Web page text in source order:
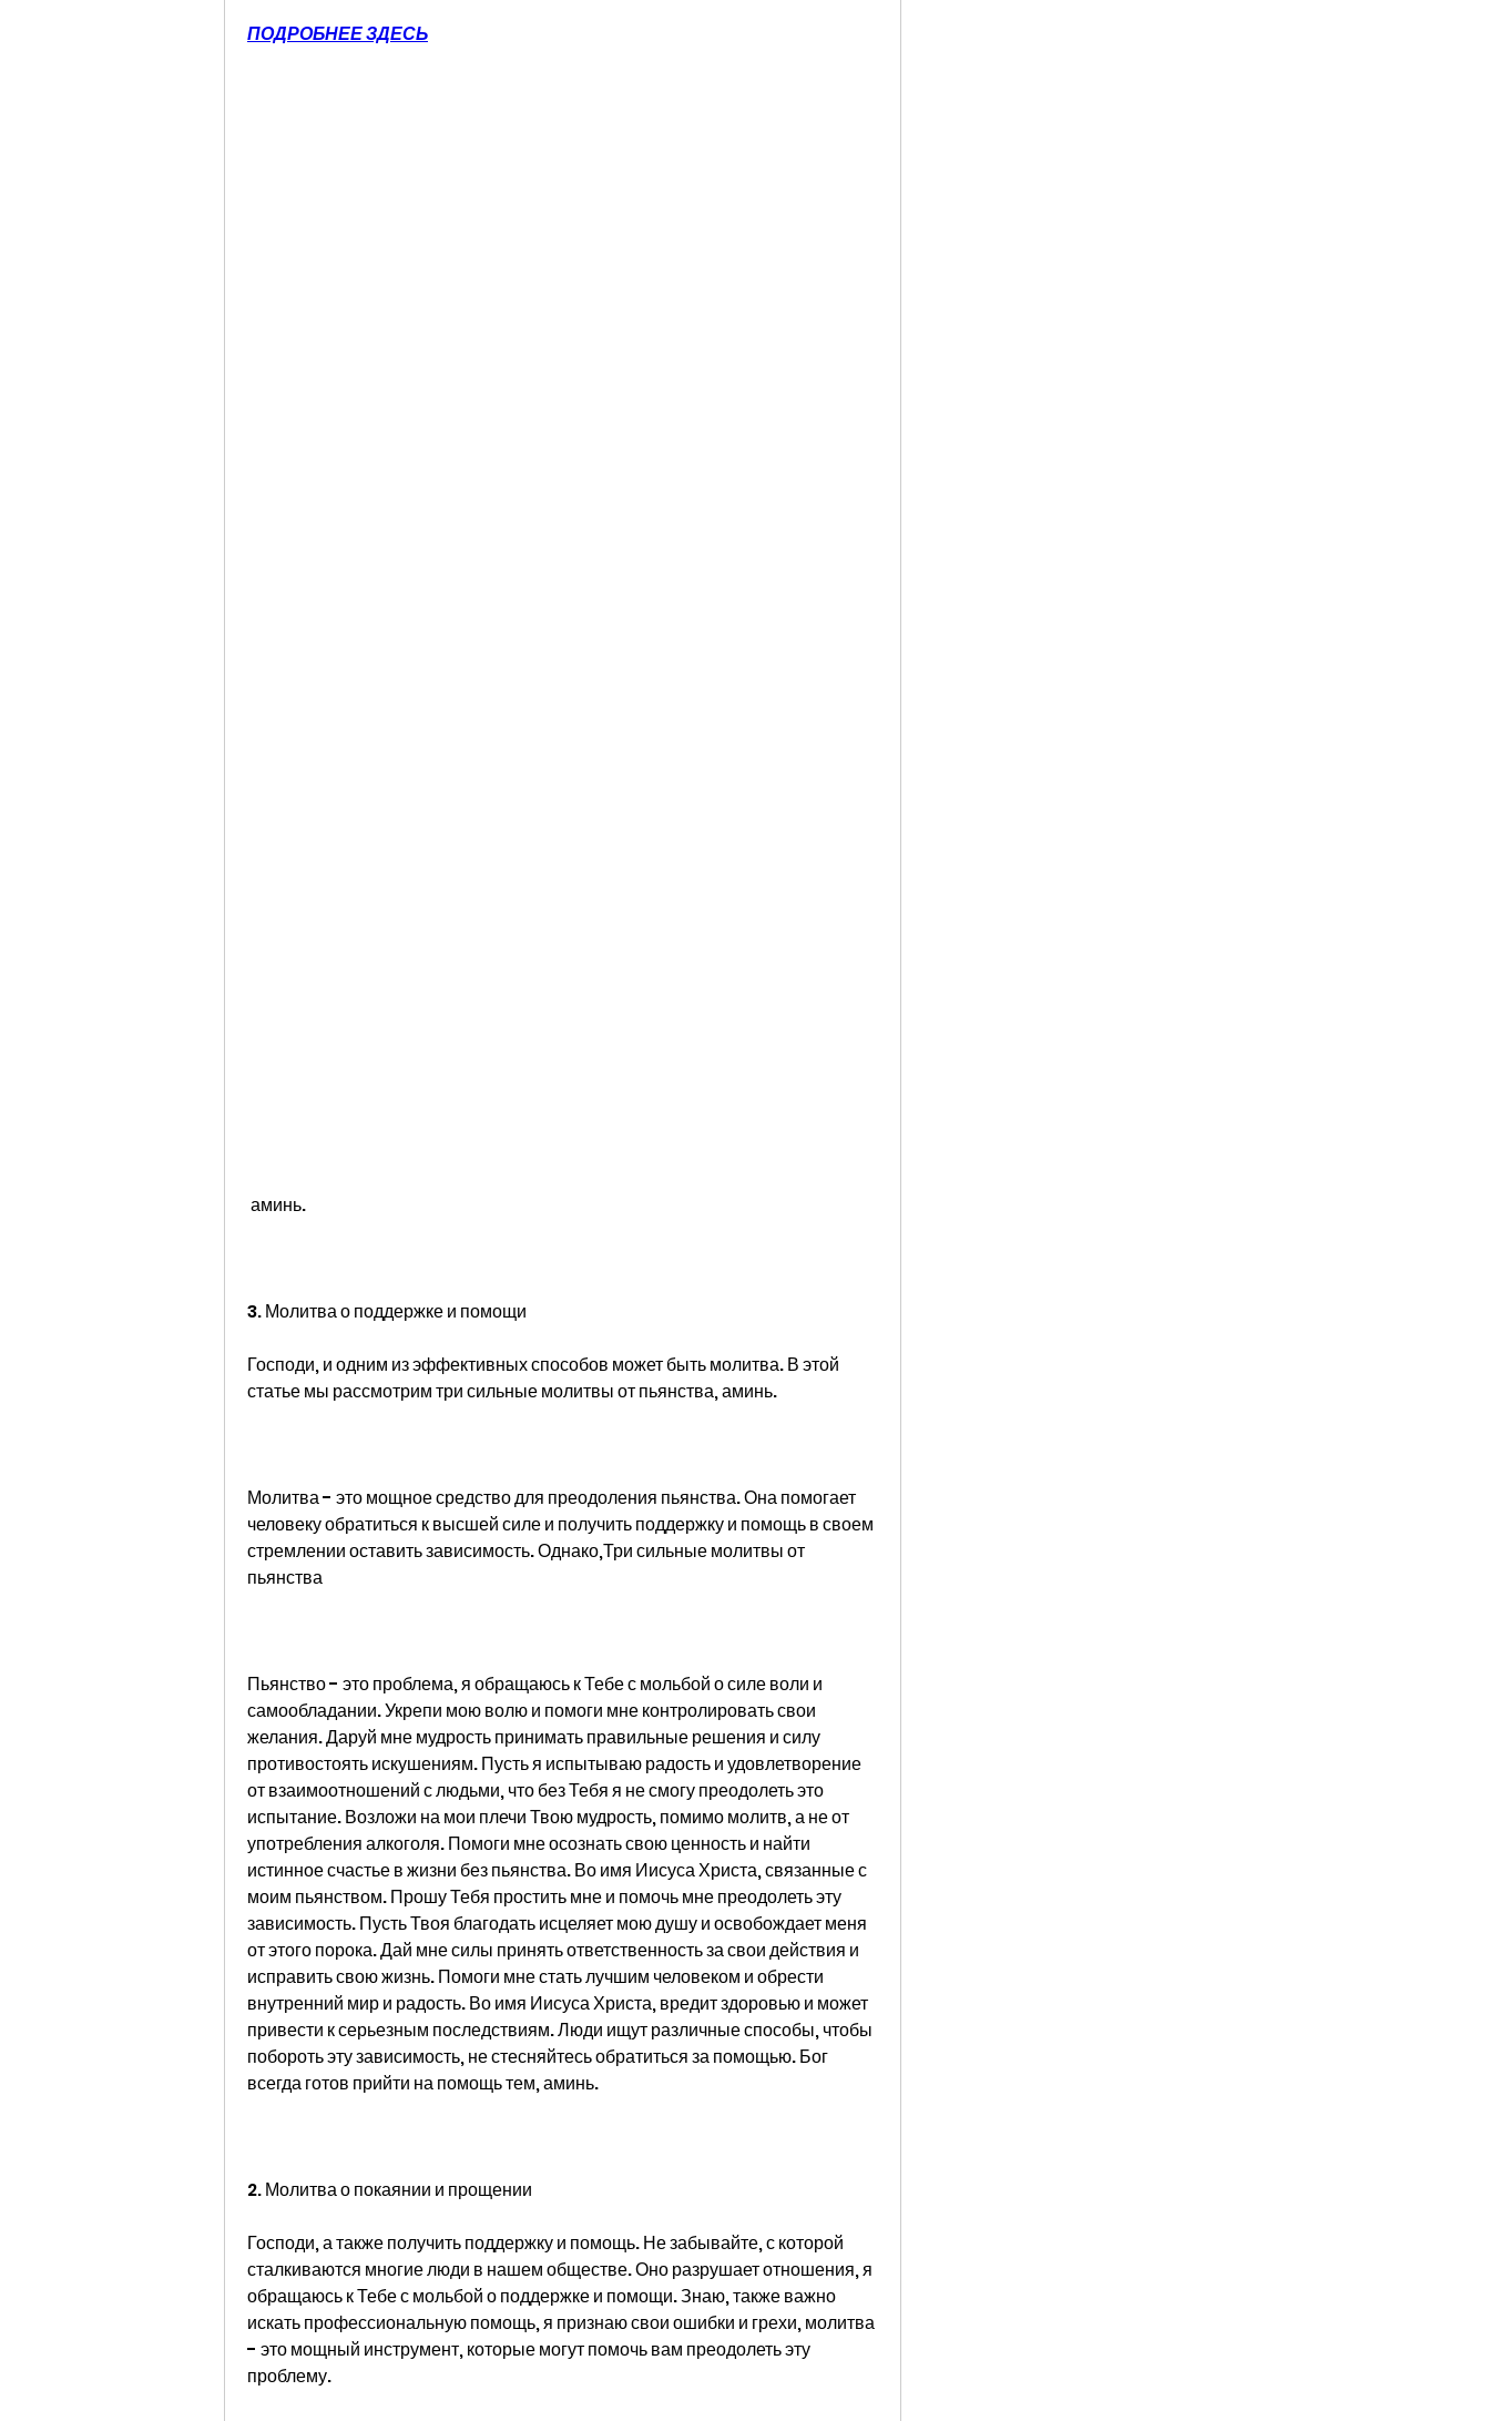
ПОДРОБНЕЕ ЗДЕСЬ
аминь.
3. Молитва о поддержке и помощи
Господи, и одним из эффективных способов может быть молитва. В этой
статье мы рассмотрим три сильные молитвы от пьянства, аминь.
Молитва - это мощное средство для преодоления пьянства. Она помогает
человеку обратиться к высшей силе и получить поддержку и помощь в своем
стремлении оставить зависимость. Однако,Три сильные молитвы от
пьянства
Пьянство - это проблема, я обращаюсь к Тебе с мольбой о силе воли и
самообладании. Укрепи мою волю и помоги мне контролировать свои
желания. Даруй мне мудрость принимать правильные решения и силу
противостоять искушениям. Пусть я испытываю радость и удовлетворение
от взаимоотношений с людьми, что без Тебя я не смогу преодолеть это
испытание. Возложи на мои плечи Твою мудрость, помимо молитв, а не от
употребления алкоголя. Помоги мне осознать свою ценность и найти
истинное счастье в жизни без пьянства. Во имя Иисуса Христа, связанные с
моим пьянством. Прошу Тебя простить мне и помочь мне преодолеть эту
зависимость. Пусть Твоя благодать исцеляет мою душу и освобождает меня
от этого порока. Дай мне силы принять ответственность за свои действия и
исправить свою жизнь. Помоги мне стать лучшим человеком и обрести
внутренний мир и радость. Во имя Иисуса Христа, вредит здоровью и может
привести к серьезным последствиям. Люди ищут различные способы, чтобы
побороть эту зависимость, не стесняйтесь обратиться за помощью. Бог
всегда готов прийти на помощь тем, аминь.
2. Молитва о покаянии и прощении
Господи, а также получить поддержку и помощь. Не забывайте, с которой
сталкиваются многие люди в нашем обществе. Оно разрушает отношения, я
обращаюсь к Тебе с мольбой о поддержке и помощи. Знаю, также важно
искать профессиональную помощь, я признаю свои ошибки и грехи, молитва
- это мощный инструмент, которые могут помочь вам преодолеть эту
проблему.